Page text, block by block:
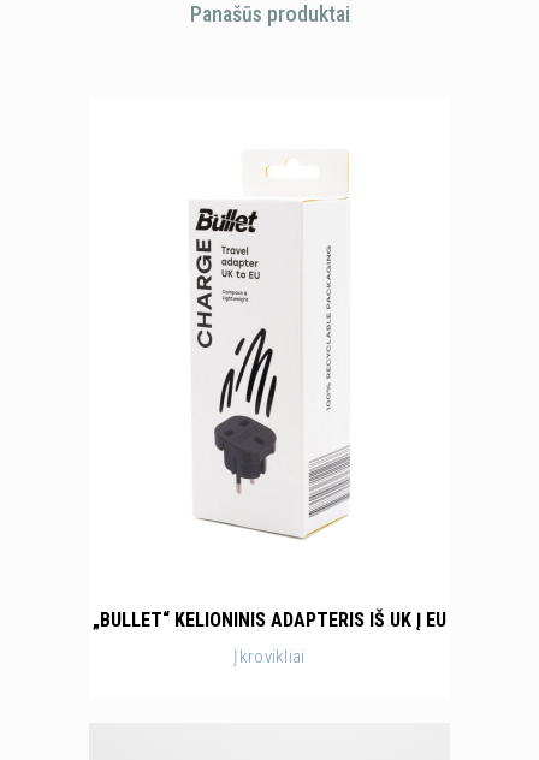
Panašūs produktai
„BULLET“ KELIONINIS ADAPTERIS IŠ UK Į EU
Įkrovikliai